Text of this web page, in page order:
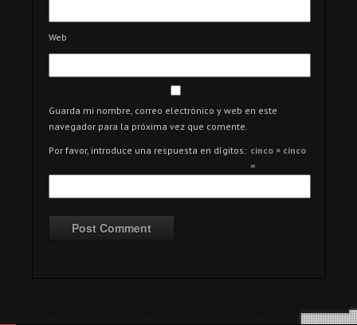
Web
Guarda mi nombre, correo electrónico y web en este
navegador para la próxima vez que comente.
Por favor, introduce una respuesta en dígitos: cinco × cinco
=